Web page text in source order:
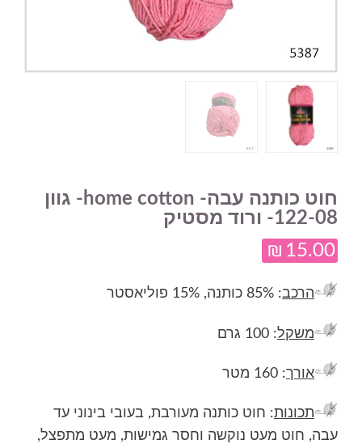
חוט כותנה עבה- home cotton- גוון
122-08- ורוד מסטיק
₪ 15.00
הרכב: 85% כותנה, 15% פוליאסטר
משקל: 100 גרם
אורך: 160 מטר
תכונות: חוט כותנה מעורבת, בעובי בינוני עד
עבה, חוט מעט נוקשה וחסר גמישות, מעט מתפצל,